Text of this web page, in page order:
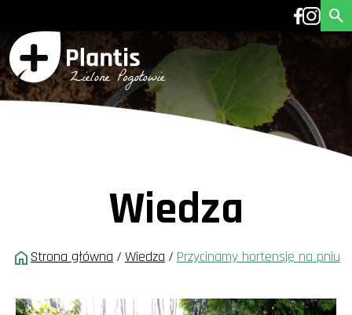
Wiedza
Strona główna / Wiedza / Przycinamy hortensję na pniu